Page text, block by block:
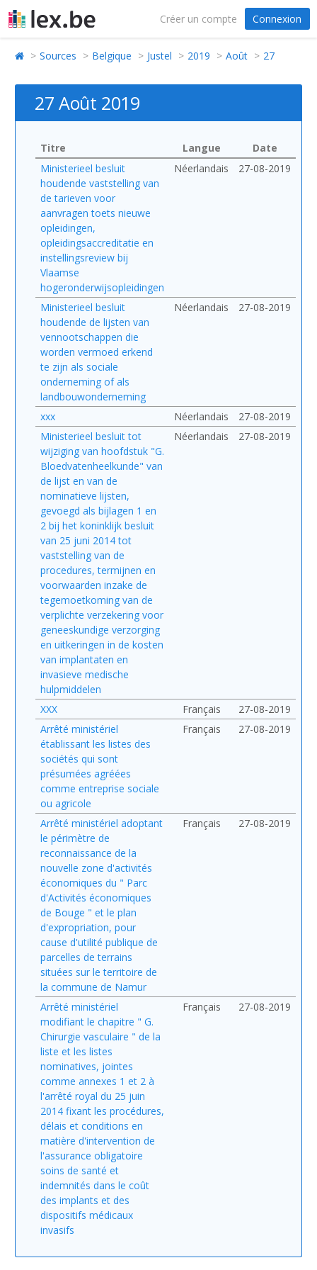
Créer un compte Connexion
Sources Belgique Justel 2019 Août 27
27 Août 2019
Titre Langue
Date
Ministerieel besluit
houdende vaststelling van
de tarieven voor
aanvragen toets nieuwe
opleidingen,
opleidingsaccreditatie en
instellingsreview bij
Vlaamse
hogeronderwijsopleidingen
Néerlandais 27-08-2019
Ministerieel besluit
houdende de lijsten van
vennootschappen die
worden vermoed erkend
te zijn als sociale
onderneming of als
landbouwonderneming
Néerlandais 27-08-2019
xxx Néerlandais
27-08-2019
Ministerieel besluit tot
wijziging van hoofdstuk "G.
Bloedvatenheelkunde" van
de lijst en van de
nominatieve lijsten,
gevoegd als bijlagen 1 en
2 bij het koninklijk besluit
van 25 juni 2014 tot
vaststelling van de
procedures, termijnen en
voorwaarden inzake de
tegemoetkoming van de
verplichte verzekering voor
geneeskundige verzorging
en uitkeringen in de kosten
van implantaten en
invasieve medische
hulpmiddelen
Néerlandais 27-08-2019
XXX Français
27-08-2019
Arrêté ministériel
établissant les listes des
sociétés qui sont
présumées agréées
comme entreprise sociale
ou agricole
Français 27-08-2019
Arrêté ministériel adoptant
le périmètre de
reconnaissance de la
nouvelle zone d'activités
économiques du " Parc
d'Activités économiques
de Bouge " et le plan
d'expropriation, pour
cause d'utilité publique de
parcelles de terrains
situées sur le territoire de
la commune de Namur
Français 27-08-2019
Arrêté ministériel
modifiant le chapitre " G.
Chirurgie vasculaire " de la
liste et les listes
nominatives, jointes
comme annexes 1 et 2 à
l'arrêté royal du 25 juin
2014 fixant les procédures,
délais et conditions en
matière d'intervention de
l'assurance obligatoire
soins de santé et
indemnités dans le coût
des implants et des
dispositifs médicaux
invasifs
Français 27-08-2019